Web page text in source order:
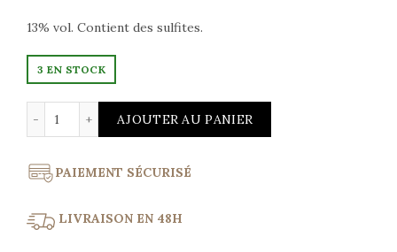
13% vol. Contient des sulfites.
3 EN STOCK
AJOUTER AU PANIER
PAIEMENT SÉCURISÉ
LIVRAISON EN 48H